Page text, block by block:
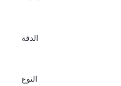
الدقة
النوع